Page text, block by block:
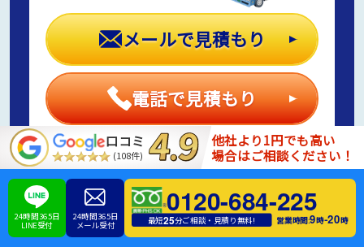
メールで見積もり
電話で見積もり
口コミ
(108件)
他社より1円でも高い
場合はご相談ください！
24時間365日
LINE受付
24時間365日
メール受付
0120-684-225
最短25分ご相談・見積り無料! 営業時間:9時-20時